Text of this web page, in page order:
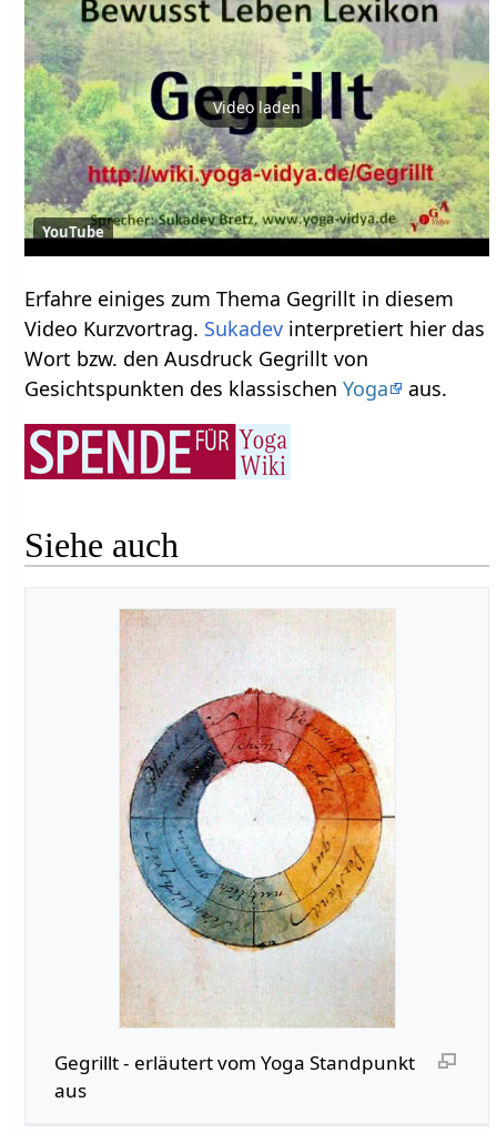
Video laden
YouTube
Erfahre einiges zum Thema Gegrillt‏‎ in diesem
Video Kurzvortrag. Sukadev interpretiert hier das
Wort bzw. den Ausdruck Gegrillt‏‎ von
Gesichtspunkten des klassischenYoga aus.
Siehe auch
Gegrillt‏‎ - erläutert vom Yoga Standpunkt
aus